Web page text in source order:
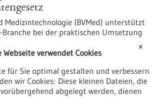
Medizintechnologie (BVMed) unterstützt
bei der praktischen Umsetzung
(LkSG) mit einer kostenlosen
Module jetzt unter www.bvmed.de/lksg
können.
und-
✕
Webseite verwendet Cookies
für Sie optimal gestalten und verbessern
wir Cookies: Diese kleinen Dateien, die
abgelegt werden, dienen